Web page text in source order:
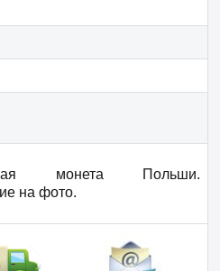
монета Польши.
на фото.